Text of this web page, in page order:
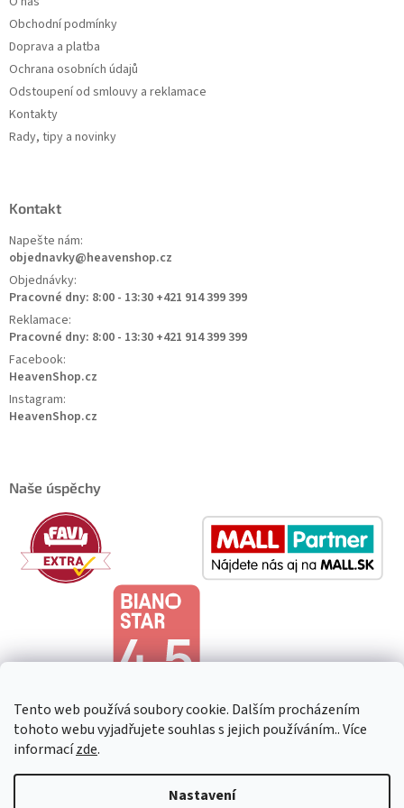
Tento web používá soubory cookie. Dalším procházením
tohoto webu vyjadřujete souhlas s jejich používáním.. Více
informacízde.
Nastavení
Obchodní podmínky
Doprava a platba
Ochrana osobních údajů
Odstoupení od smlouvy a reklamace
Kontakty
Rady, tipy a novinky
Kontakt
Napešte nám:
objednavky@heavenshop.cz
Objednávky:
Pracovné dny: 8:00 - 13:30 +421 914 399 399
Reklamace:
Pracovné dny: 8:00 - 13:30 +421 914 399 399
Facebook:
HeavenShop.cz
Instagram:
HeavenShop.cz
Naše úspěchy
HeavenShop. Všechna práva vyhrazena.